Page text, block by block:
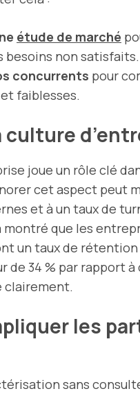
étude de marché
besoins non satisfaits.
concurrents pour
faiblesses.
culture
joue un rôle clé
cet aspect peut
et à un taux de
montré que les
un taux de rétention
de 34 % par rapport à
clairement.
les
sans